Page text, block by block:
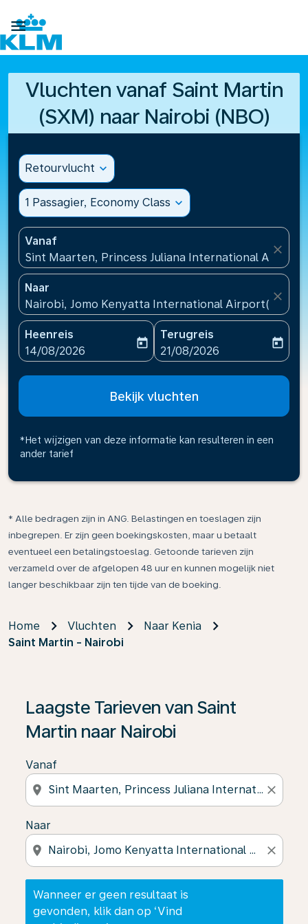

Vluchten vanaf Saint Martin
(SXM) naar Nairobi (NBO)
Retourvlucht expand_more
1 Passagier, Economy Class expand_more
Vanaf
Sint Maarten, Princess Juliana International
close
Naar
Nairobi, Jomo Kenyatta International Airport(NBO),
close
Heenreis
fc-booking-departure-date-aria-label
14/08/2026
today
Terugreis
fc-booking-return-date-
21/08/2026
today
Bekijk vluchten
*Het wijzigen van deze informatie kan resulteren in een
ander tarief
* Alle bedragen zijn in ANG. Belastingen en toeslagen zijn
inbegrepen. Er zijn geen boekingskosten, maar u betaalt
eventueel een betalingstoeslag. Getoonde tarieven zijn
verzameld over de afgelopen 48 uur en kunnen mogelijk niet
langer beschikbaar zijn ten tijde van de boeking.
Home Vluchten
Naar Kenia
Saint Martin - Nairobi
Laagste Tarieven van Saint
Martin naar Nairobi
Vanaf
location_on close
Naar
location_on close
Wanneer er geen resultaat is
gevonden, klik dan op ‘Vind
Wanneer er geen resultaat is gevonden, klik dan op